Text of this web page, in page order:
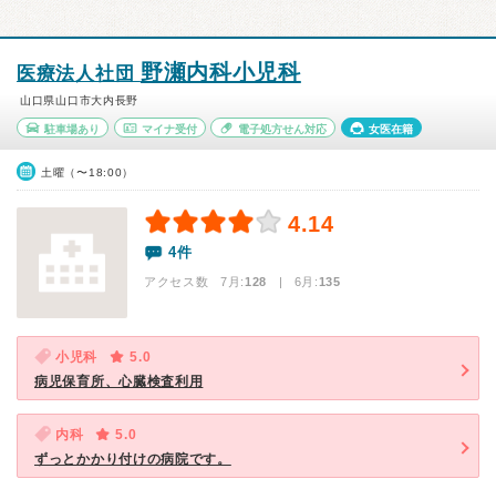
医療法人社団 野瀬内科小児科
山口県山口市大内長野
駐車場あり マイナ受付 電子処方せん対応 女医在籍
土曜（〜18:00）
4.14
4件
アクセス数 7月:128 | 6月:135
小児科
5.0
病児保育所、心臓検査利用
内科
5.0
ずっとかかり付けの病院です。